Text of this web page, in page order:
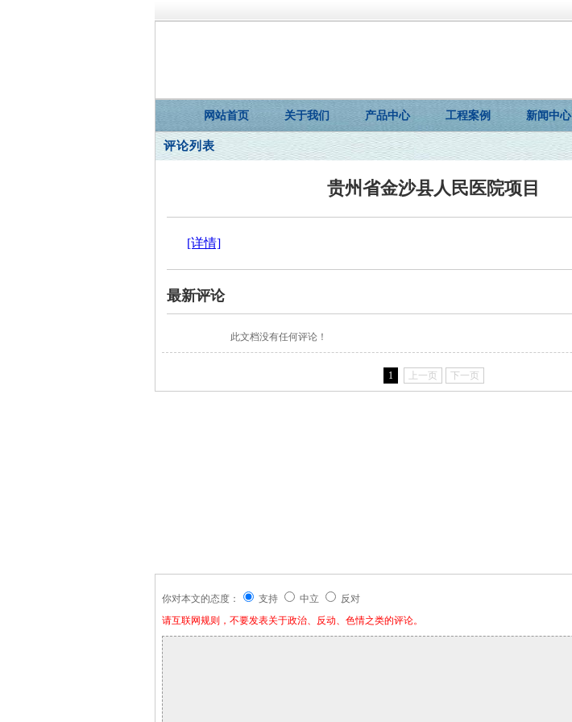
网站首页 关于我们 产品中心 工程案例 新闻中心
评论列表
贵州省金沙县人民医院项目
[详情]
最新评论
此文档没有任何评论！
1 上一页 下一页
你对本文的态度： 支持 中立
反对
请互联网规则，不要发表关于政治、反动、色情之类的评论。